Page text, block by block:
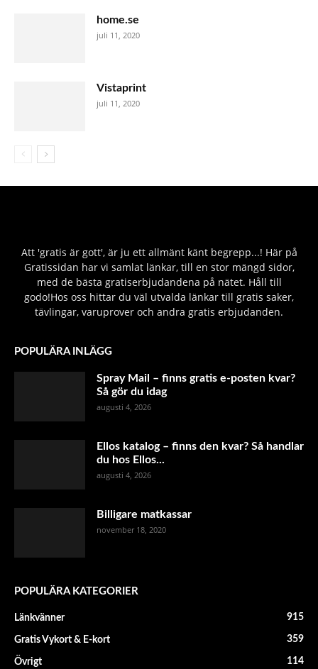
home.se
juli 11, 2020
Vistaprint
juli 11, 2020
Att 'gratis är gott', är ju ett allmänt känt begrepp...! Här på
Gratissidan har vi samlat länkar, till en stor mängd sidor,
med de bästa gratiserbjudandena på nätet. Håll till
godo!Hos oss hittar du väl utvalda länkar till gratis saker,
tävlingar, varuprover och andra gratis erbjudanden.
POPULÄRA INLÄGG
Spray Mail – finns gratis e-posten kvar?
Så gör du idag
augusti 4, 2026
Ellos katalog – finns den kvar? Så handlar
du hos Ellos...
augusti 4, 2026
Billigare matkassar
november 18, 2020
POPULÄRA KATEGORIER
Länkvänner 915
Gratis Vykort & E-kort 359
Övrigt 114